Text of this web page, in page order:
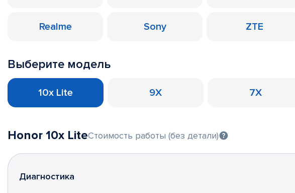
Realme Sony ZTE
Выберите модель
10x Lite 9X 7X
Honor 10x LiteСтоимость работы (без детали)
Диагностика